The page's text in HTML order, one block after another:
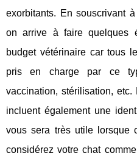
exorbitants. En souscrivant
on arrive à faire quelques
budget vétérinaire car tous
pris en charge par ce
vaccination, stérilisation,
incluent également une
vous sera très utile lorsque
considérez votre chat